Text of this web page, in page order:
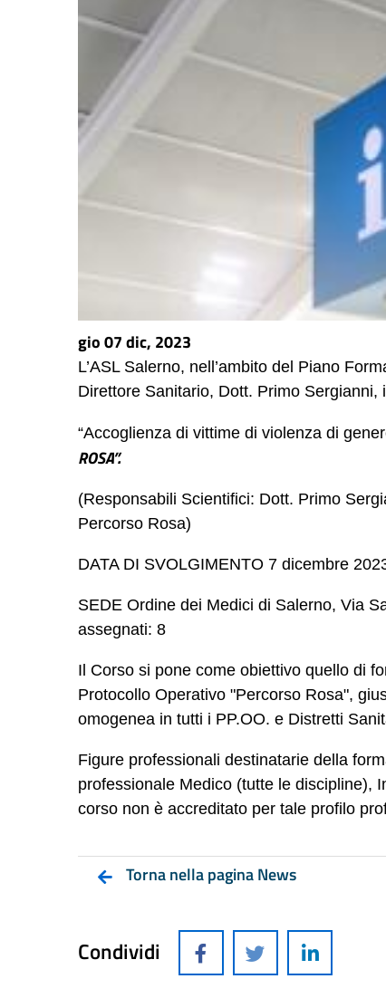
gio 07 dic, 2023
L’ASL Salerno, nell’ambito del Piano
Direttore Sanitario, Dott. Primo Sergianni, il
“Accoglienza di vittime di violenza di
ROSA”.
(Responsabili Scientifici: Dott. Primo
Percorso Rosa)
DATA DI SVOLGIMENTO 7 dicembre
SEDE Ordine dei Medici di Salerno, Via
assegnati: 8
Il Corso si pone come obiettivo quello di
Protocollo Operativo "Percorso Rosa",
omogenea in tutti i PP.OO. e Distretti
Figure professionali destinatarie della
professionale Medico (tutte le discipline),
corso non è accreditato per tale profilo
Torna nella pagina News
Condividi